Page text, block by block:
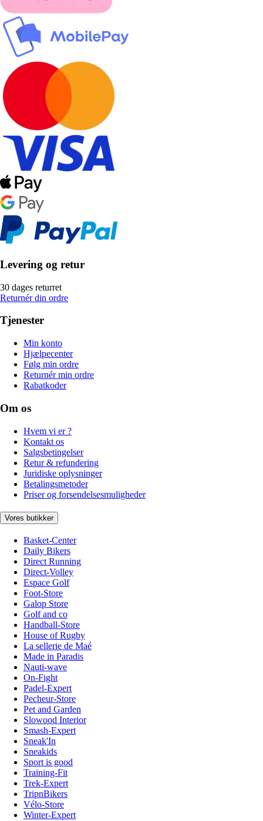
Levering og retur
30 dages returret
Returnér din ordre
Tjenester
Min konto
Hjælpecenter
Følg min ordre
Returnér min ordre
Rabatkoder
Om os
Hvem vi er ?
Kontakt os
Salgsbetingelser
Retur & refundering
Juridiske oplysninger
Betalingsmetoder
Priser og forsendelsesmuligheder
Vores butikker
Basket-Center
Daily Bikers
Direct Running
Direct-Volley
Espace Golf
Foot-Store
Galop Store
Golf and co
Handball-Store
House of Rugby
La sellerie de Maé
Made in Paradis
Nauti-wave
On-Fight
Padel-Expert
Pecheur-Store
Pet and Garden
Slowood Interior
Smash-Expert
Sneak'In
Sneakids
Sport is good
Training-Fit
Trek-Expert
TripnBikers
Vélo-Store
Winter-Expert